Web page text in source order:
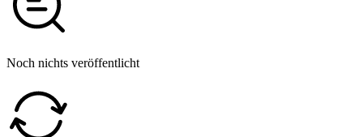
Noch nichts veröffentlicht